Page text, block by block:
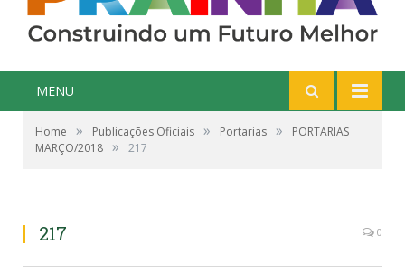
MENU
Home » Publicações Oficiais » Portarias »
PORTARIAS
MARÇO/2018 » 217
217 0